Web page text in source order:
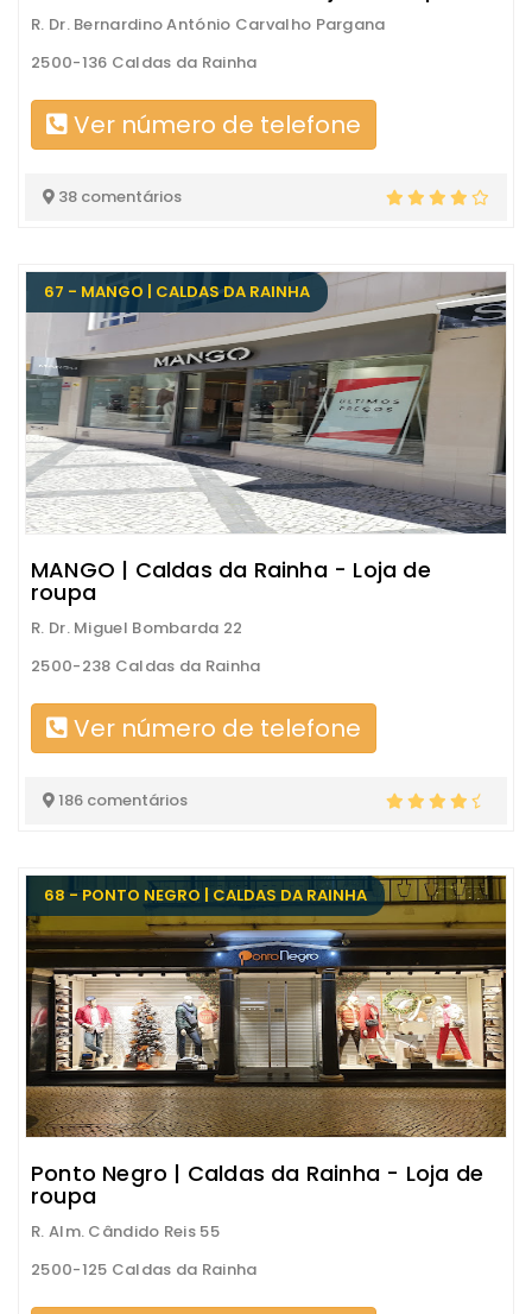
R. Dr. Bernardino António Carvalho Pargana
2500-136 Caldas da Rainha
Ver número de telefone
38 comentários
67 - MANGO | CALDAS DA RAINHA
MANGO | Caldas da Rainha - Loja de
roupa
R. Dr. Miguel Bombarda 22
2500-238 Caldas da Rainha
Ver número de telefone
186 comentários
68 - PONTO NEGRO | CALDAS DA RAINHA
Ponto Negro | Caldas da Rainha - Loja de
roupa
R. Alm. Cândido Reis 55
2500-125 Caldas da Rainha